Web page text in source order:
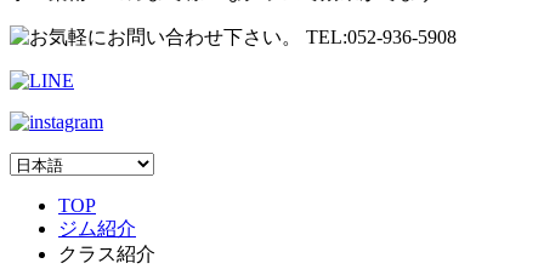
TOP
ジム紹介
クラス紹介